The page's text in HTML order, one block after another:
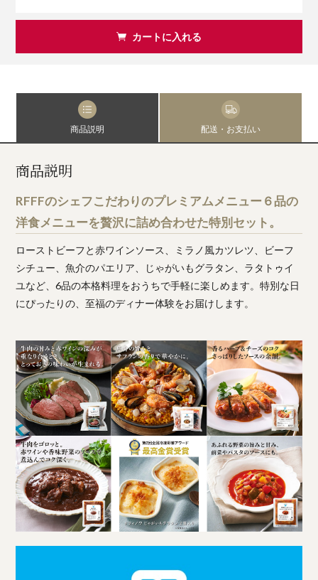
カートに入れる
商品説明 配送・お支払い
商品説明
RFFFのシェフこだわりのプレミアムメニュー６品の
洋食メニューを贅沢に詰め合わせた特別セット。
ローストビーフと赤ワインソース、ミラノ風カツレツ、ビーフ
シチュー、魚介のパエリア、じゃがいもグラタン、ラタトゥイ
ユなど、6品の本格料理をおうちで手軽に楽しめます。特別な日
にぴったりの、至福のディナー体験をお届けします。